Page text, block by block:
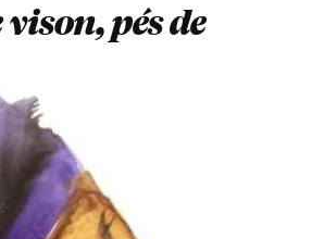
vison, pés de